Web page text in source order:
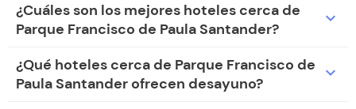
¿Cuáles son los mejores hoteles cerca de
Parque Francisco de Paula Santander?
expand_more
¿Qué hoteles cerca de Parque Francisco de
Paula Santander ofrecen desayuno?
expand_more